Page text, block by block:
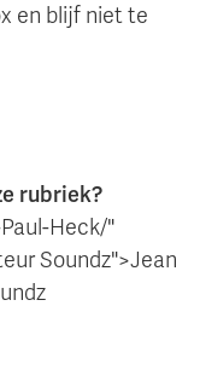
en blijf niet te
rubriek?
Heck/"
Soundz">Jean